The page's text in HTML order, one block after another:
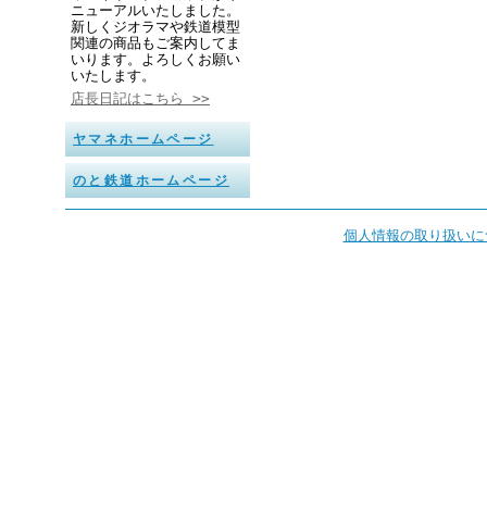
ニューアルいたしました。
新しくジオラマや鉄道模型
関連の商品もご案内してま
いります。よろしくお願い
いたします。
店長日記はこちら >>
ヤマネホームページ
のと鉄道ホームページ
個人情報の取り扱い